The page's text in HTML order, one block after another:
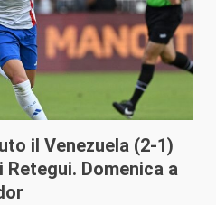
il Venezuela (2-1)
Domenica a